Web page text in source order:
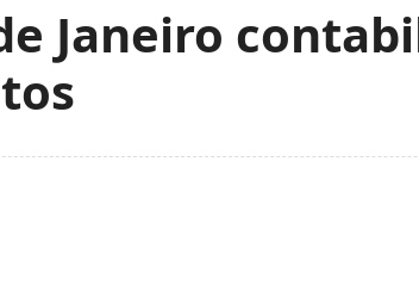
Janeiro